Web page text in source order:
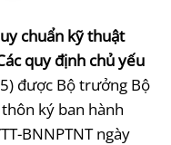
chuẩn kỹ thuật
quy định chủ yếu
được Bộ trưởng Bộ
ký ban hành
BNNPTNT ngày